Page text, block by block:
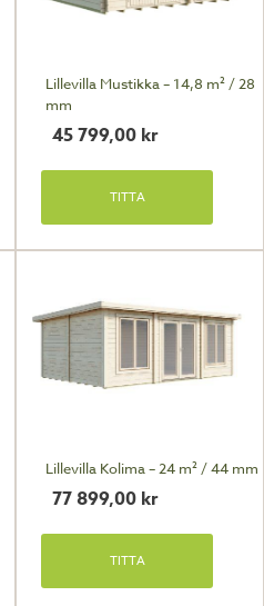
Lillevilla Mustikka – 14,8 m² / 28
mm
45 799,00 kr
TITTA
Lillevilla Kolima – 24 m² / 44 mm
77 899,00 kr
TITTA